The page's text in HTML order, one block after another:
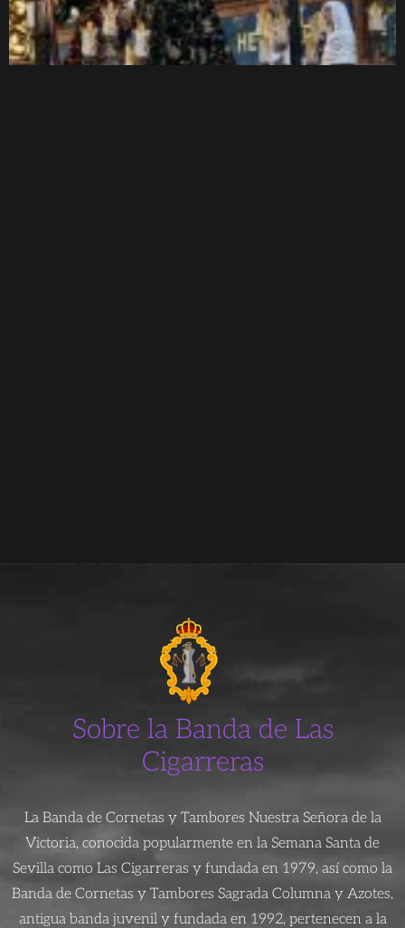
Sobre la Banda de Las
Cigarreras
La Banda de Cornetas y Tambores Nuestra Señora de la
Victoria, conocida popularmente en la Semana Santa de
Sevilla como Las Cigarreras y fundada en 1979, así como la
Banda de Cornetas y Tambores Sagrada Columna y Azotes,
antigua banda juvenil y fundada en 1992, pertenecen a la